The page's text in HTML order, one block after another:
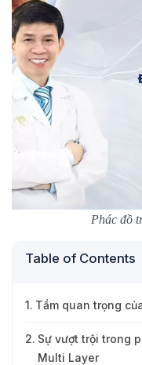
Phác đồ
Table of Contents
Tầm quan trọng
Sự vượt trội trong
Multi Layer